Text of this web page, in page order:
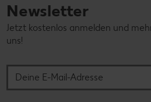
Newsletter
Jetzt kostenlos anmelden und
uns!